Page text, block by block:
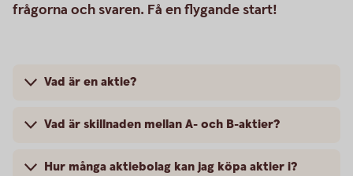
frågorna och svaren. Få en flygande start!
Vad är en aktie?
Vad är skillnaden mellan A- och B-aktier?
Hur många aktiebolag kan jag köpa aktier i?